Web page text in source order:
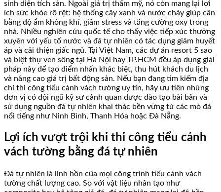
sinh diện tích sàn. Ngoài giá trị thẩm mỹ, nó còn mang lại lợi
ích sức khỏe rõ rệt: hệ thống cây xanh và nước chảy giúp cân
bằng độ ẩm không khí, giảm stress và tăng cường oxy trong
nhà. Nhiều nghiên cứu quốc tế cho thấy việc tiếp xúc thường
xuyên với yếu tố nước và đá tự nhiên có tác dụng giảm huyết
áp và cải thiện giấc ngủ. Tại Việt Nam, các dự án resort 5 sao
và biệt thự ven sông tại Hà Nội hay TP.HCM đều áp dụng giải
pháp này để tạo điểm nhấn khác biệt, thu hút khách du lịch
và nâng cao giá trị bất động sản. Nếu bạn đang tìm kiếm địa
chỉ thi công tiểu cảnh vách tường uy tín, hãy ưu tiên những
đơn vị có đội ngũ kỹ sư cảnh quan được đào tạo bài bản và
sử dụng nguồn đá tự nhiên khai thác bền vững từ các mỏ đá
nổi tiếng như Ninh Bình, Thanh Hóa hoặc Đà Nẵng.
Lợi ích vượt trội khi thi công tiểu cảnh
vách tường bằng đá tự nhiên
Đá tự nhiên là linh hồn của mọi công trình tiểu cảnh vách
tường chất lượng cao. So với vật liệu nhân tạo như